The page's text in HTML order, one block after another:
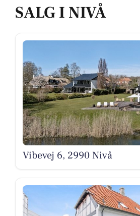
SALG I NIVÅ
Vibevej 6, 2990 Nivå